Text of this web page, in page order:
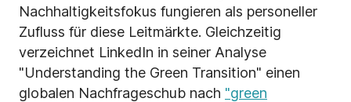
Nachhaltigkeitsfokus fungieren als personeller
Zufluss für diese Leitmärkte. Gleichzeitig
verzeichnet LinkedIn in seiner Analyse
"Understanding the Green Transition" einen
globalen Nachfrageschub nach "green